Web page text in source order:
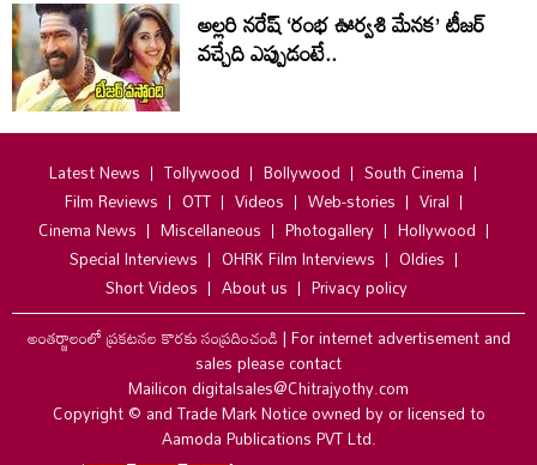
అల్లరి నరేష్ ‘రంభ ఊర్వశి మేనక’ టీజర్
వచ్చేది ఎప్పుడంటే..
Latest News Tollywood Bollywood
South Cinema
Film Reviews
OTT Videos Web-stories
Viral
Cinema News
Miscellaneous Photogallery
Hollywood
Special Interviews
OHRK Film Interviews
Oldies
Short Videos
About us
Privacy policy
అంతర్జాలంలో ప్రకటనల కొరకు సంప్రదించండి|For internet advertisement and
sales please contact
Mailicon digitalsales@Chitrajyothy.com
Copyright © and Trade Mark Notice owned by or licensed to
Aamoda Publications PVT Ltd.